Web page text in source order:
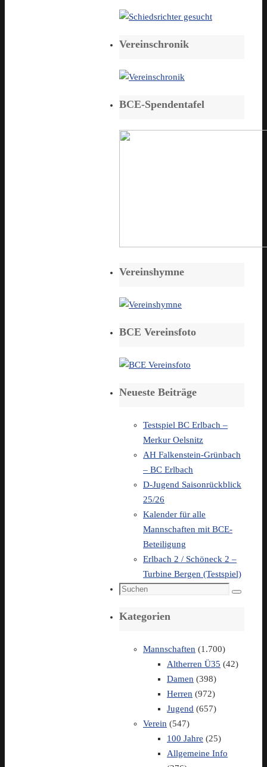
Vereinschronik
BCE-Spendentafel
Vereinshymne
BCE Vereinsfoto
Neueste Beiträge
Testspiel BC Erlbach –
Merkur Oelsnitz
AH Falkenstein-Grünbach
– BC Erlbach
D-Jugend Saisonrückblick
25/26
Kalender für alle
Mannschaften mit BCE-
Beteiligung
Erlbach 2 / Schöneck 2 –
Turbine Bergen (Testspiel)
Suchen
Suchen
Kategorien
Mannschaften (1.700)
Altherren Ü35 (42)
Damen (398)
Herren (972)
Jugend (657)
Verein (547)
100 Jahre (25)
Allgemeine Info